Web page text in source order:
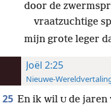
door de
vraatzuchtige
mijn grote leger
Joël 2:25
Nieuwe-
25 En ik wil Ude jaren